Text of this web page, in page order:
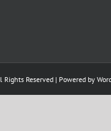
Reserved | Powered by